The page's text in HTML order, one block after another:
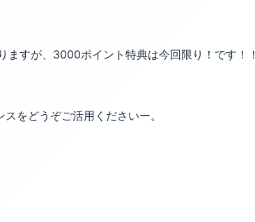
すが、3000ポイント特典は今回限り！です！！
をどうぞご活用くださいー。